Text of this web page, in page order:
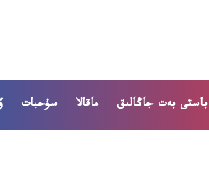
باستى بەت جاڭالىق ماقالا سۇحبات